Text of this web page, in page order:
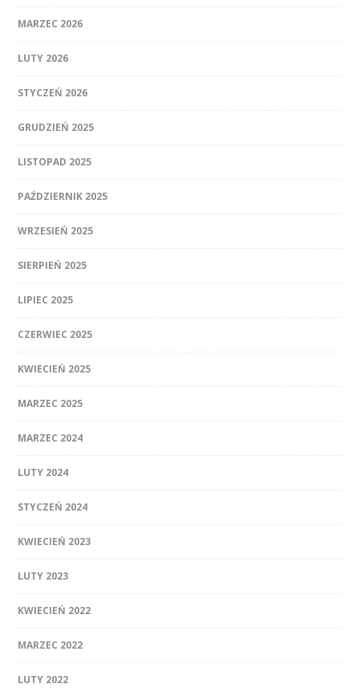
MARZEC 2026
LUTY 2026
STYCZEŃ 2026
GRUDZIEŃ 2025
LISTOPAD 2025
PAŹDZIERNIK 2025
WRZESIEŃ 2025
SIERPIEŃ 2025
LIPIEC 2025
CZERWIEC 2025
KWIECIEŃ 2025
MARZEC 2025
MARZEC 2024
LUTY 2024
STYCZEŃ 2024
KWIECIEŃ 2023
LUTY 2023
KWIECIEŃ 2022
MARZEC 2022
LUTY 2022